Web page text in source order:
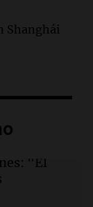
Shanghái
de defensa
"El